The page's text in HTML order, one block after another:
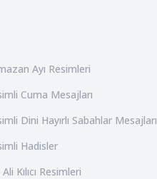
Ayı Resimleri
Cuma Mesajları
Dini Hayırlı Sabahlar Mesajları
Hadisler
Kılıcı Resimleri